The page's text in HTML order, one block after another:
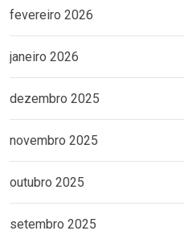
fevereiro 2026
janeiro 2026
dezembro 2025
novembro 2025
outubro 2025
setembro 2025